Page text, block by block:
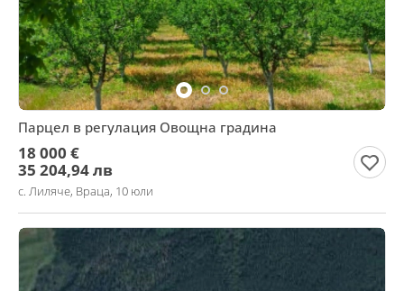
Парцел в регулация Овощна градина
18 000 €
35 204,94 лв
с. Лиляче, Враца, 10 юли